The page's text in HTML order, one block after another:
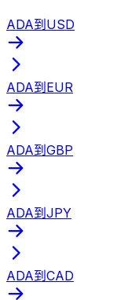
ADA到USD
ADA到EUR
ADA到GBP
ADA到JPY
ADA到CAD